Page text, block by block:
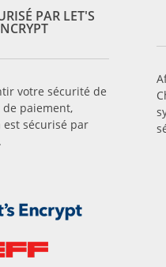
PAR LET'S
votre sécurité de
paiement,
est sécurisé par